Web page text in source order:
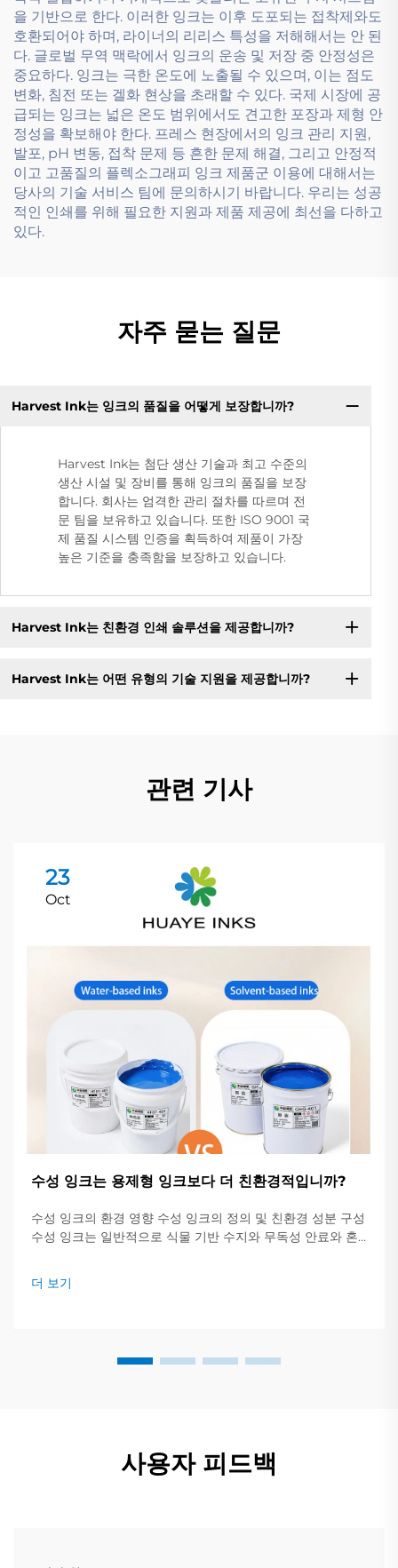
을 기반으로 한다. 이러한 잉크는 이후 도포되는 접착제와도
호환되어야 하며, 라이너의 리리스 특성을 저해해서는 안 된
다. 글로벌 무역 맥락에서 잉크의 운송 및 저장 중 안정성은
중요하다. 잉크는 극한 온도에 노출될 수 있으며, 이는 점도
변화, 침전 또는 겔화 현상을 초래할 수 있다. 국제 시장에 공
급되는 잉크는 넓은 온도 범위에서도 견고한 포장과 제형 안
정성을 확보해야 한다. 프레스 현장에서의 잉크 관리 지원,
발포, pH 변동, 접착 문제 등 흔한 문제 해결, 그리고 안정적
이고 고품질의 플렉소그래피 잉크 제품군 이용에 대해서는
당사의 기술 서비스 팀에 문의하시기 바랍니다. 우리는 성공
적인 인쇄를 위해 필요한 지원과 제품 제공에 최선을 다하고
있다.
자주 묻는 질문
Harvest Ink는 잉크의 품질을 어떻게 보장합니까?
Harvest Ink는 첨단 생산 기술과 최고 수준의
생산 시설 및 장비를 통해 잉크의 품질을 보장
합니다. 회사는 엄격한 관리 절차를 따르며 전
문 팀을 보유하고 있습니다. 또한 ISO 9001 국
제 품질 시스템 인증을 획득하여 제품이 가장
높은 기준을 충족함을 보장하고 있습니다.
Harvest Ink는 친환경 인쇄 솔루션을 제공합니까?
Harvest Ink는 어떤 유형의 기술 지원을 제공합니까?
관련 기사
23
Oct
수성 잉크는 용제형 잉크보다 더 친환경적입니까?
수성 잉크의 환경 영향 수성 잉크의 정의 및 친환경 성분 구성
수성 잉크는 일반적으로 식물 기반 수지와 무독성 안료와 혼
더 보기
사용자 피드백